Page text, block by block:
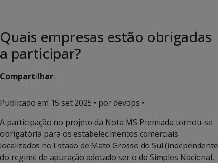
Quais empresas estão obrigadas
a participar?
Compartilhar:
Publicado em 15 set 2025 • por devops •
A participação no projeto da Nota MS Premiada tornou-se
obrigatória para os estabelecimentos comerciais
localizados no Estado de Mato Grosso do Sul (independente
do regime de apuração adotado ser o do Simples Nacional,